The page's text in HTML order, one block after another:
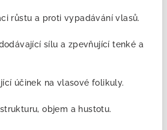
růstu a proti vypadávání vlasů.
sílu a zpevňující tenké a
účinek na vlasové folikuly.
objem a hustotu.